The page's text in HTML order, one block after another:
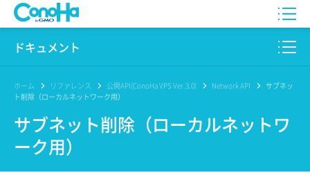
WING
AI Canvas
ドキュメント
このサイトについて
プロダクト
リファレンス
ホーム リファレンス 公開API(ConoHa VPS Ver.3.0) Network API
サブネッ
ト削除（ローカルネットワーク用）
サブネット削除（ローカルネットワ
ーク用）